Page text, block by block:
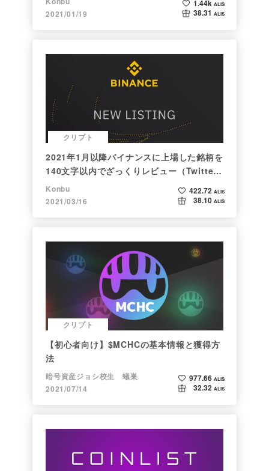
2021/01/19
1.44k ALIS
38.31 ALIS
クリプト
2021年1月以降バイナンスに上場した銘柄を
140文字以内でざっくりレビュー（Twitter
向け情報まとめ）
Konbu
2021/03/16
422.72 ALIS
38.10 ALIS
クリプト
【初心者向け】$MCHCの基本情報と獲得方
法
暗号資産ジョシ校生 蟻巣
2021/07/14
977.66 ALIS
32.32 ALIS